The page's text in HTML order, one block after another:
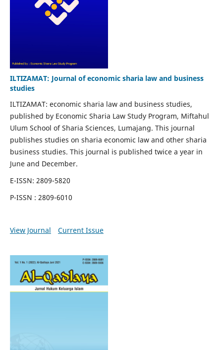
ILTIZAMAT: Journal of economic sharia law and business
studies
ILTIZAMAT: economic sharia law and business studies,
published by Economic Sharia Law Study Program, Miftahul
Ulum School of Sharia Sciences, Lumajang. This journal
publishes studies on sharia economic law and other sharia
business studies. This journal is published twice a year in
June and December.
E-ISSN: 2809-5820
P-ISSN : 2809-6010
View Journal Current Issue